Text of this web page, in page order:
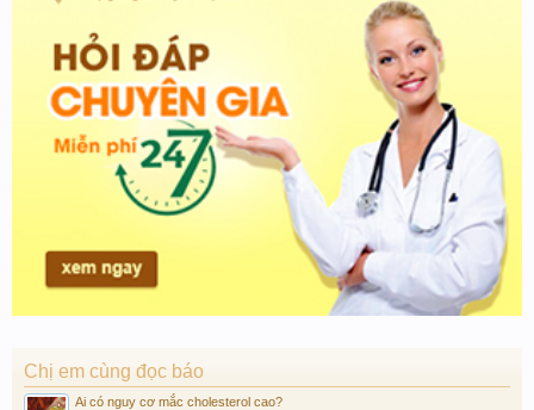
Chị em cùng đọc báo
Ai có nguy cơ mắc cholesterol cao?